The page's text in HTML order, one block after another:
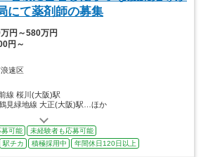
にて薬剤師の募集
万円～580万円
円～
速区
線 桜川(大阪)駅
見緑地線 大正(大阪)駅…ほか
募可能
未経験者も応募可能
駅チカ 積極採用中 年間休日120日以上